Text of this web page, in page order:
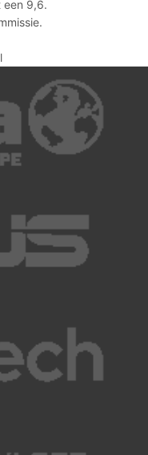
een 9,6.